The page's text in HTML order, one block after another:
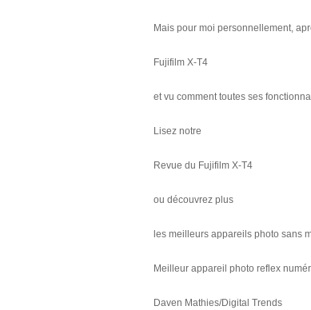
Mais pour moi personnellement,
Fujifilm X-T4
et vu comment toutes ses
Lisez notre
Revue du Fujifilm X-T4
ou découvrez plus
les meilleurs appareils photo sans
Meilleur appareil photo reflex
Daven Mathies/Digital Trends